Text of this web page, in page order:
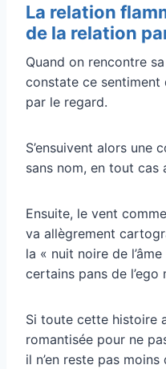
La relation
de la relation
Quand on rencontre
constate ce sentiment
par le regard.
S’ensuivent alors une
sans nom, en tout cas
Ensuite, le vent
va allègrement
la « nuit noire de
certains pans de l’ego
Si toute cette histoire
romantisée pour ne
il n’en reste pas